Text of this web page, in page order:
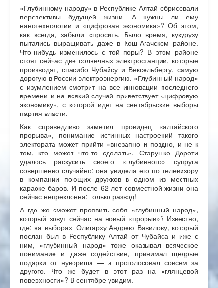
«Глубинному народу» в Республике Алтай обрисовали
перспективы будущей жизни. А нужны ли ему
нанотехнологии и «цифровая экономика»? Об этом,
как всегда, забыли спросить. Было время, кукурузу
пытались выращивать даже в Кош-Агачском районе.
Что-нибудь изменилось с той поры? В этом районе
стоят сейчас две солнечных электростанции, которые
производят, спасибо Чубайсу и Вексельбергу, самую
дорогую в России электроэнергию. «Глубинный народ»
с изумлением смотрит на все инновации последнего
времени и на всякий случай приветствует «цифровую
экономику», с которой идет на сентябрьские выборы
партия власти.
Как справедливо заметил провидец «алтайского
прорыва», понимание истинных настроений такого
электората может прийти «внезапно и поздно, и не к
тем, кто может что-то сделать». Старушке Дороти
удалось раскусить своего «глубинного» супруга
совершенно случайно: она увидела его по телевизору
в компании поющих дружков в одном из местных
караоке-баров. И после 62 лет совместной жизни она
сейчас непреклонна: только развод!
А где же сможет проявить себя «глубинный народ»,
который зовут сейчас на новый «прорыв»? Известно,
где: на выборах. Олигарху Андрею Вавилову, который
послан был в Республику Алтай от Чубайса и иже с
ним, «глубинный народ» тоже оказывал всяческое
понимание и даже содействие, принимал щедрые
подарки от нувориша — а проголосовал совсем за
другого. Что же будет в этот раз на «глянцевой
поверхности»? В сентябре увидим.